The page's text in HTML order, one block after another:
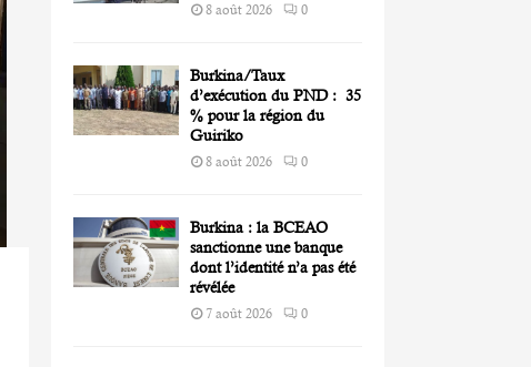
8 août 2026 0
Burkina/Taux
d’exécution du PND : 35
% pour la région du
Guiriko
8 août 2026 0
Burkina : la BCEAO
sanctionne une banque
dont l’identité n’a pas été
révélée
7 août 2026 0